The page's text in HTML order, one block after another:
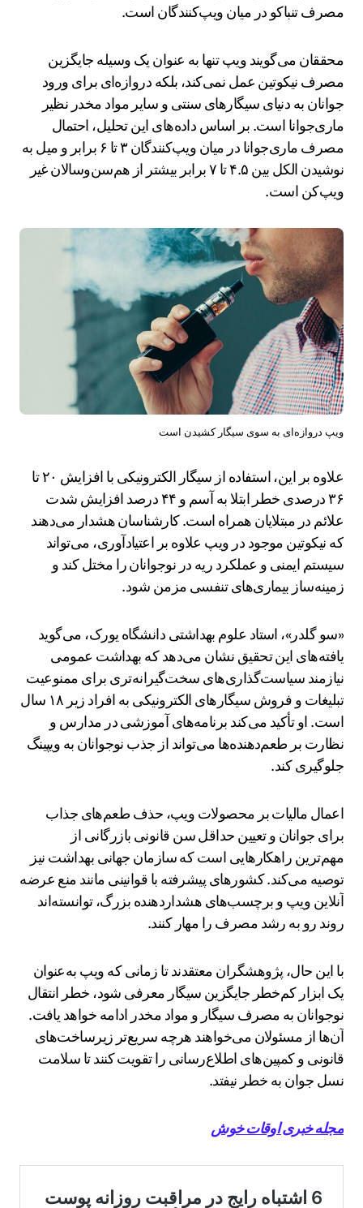
مصرف تنباکو در میان ویپ‌کنندگان است.
محققان می‌گویند ویپ تنها به عنوان یک وسیله جایگزین
مصرف نیکوتین عمل نمی‌کند، بلکه دروازه‌ای برای ورود
جوانان به دنیای سیگارهای سنتی و سایر مواد مخدر نظیر
ماری‌جوانا است. بر اساس داده‌های این تحلیل، احتمال
مصرف ماری‌جوانا در میان ویپ‌کنندگان ۳ تا ۶ برابر و میل به
نوشیدن الکل بین ۴.۵ تا ۷ برابر بیشتر از هم‌سن‌وسالان غیر
ویپ‌کن است.
ویپ دروازه‌ای به سوی سیگار کشیدن است
علاوه بر این، استفاده از سیگار الکترونیکی با افزایش ۲۰ تا
۳۶ درصدی خطر ابتلا به آسم و ۴۴ درصد افزایش شدت
علائم در مبتلایان همراه است. کارشناسان هشدار می‌دهند
که نیکوتین موجود در ویپ علاوه بر اعتیادآوری، می‌تواند
سیستم ایمنی و عملکرد ریه در نوجوانان را مختل کند و
زمینه‌ساز بیماری‌های تنفسی مزمن شود.
«سو گلدر»، استاد علوم بهداشتی دانشگاه یورک، می‌گوید
یافته‌های این تحقیق نشان می‌دهد که بهداشت عمومی
نیازمند سیاست‌گذاری‌های سخت‌گیرانه‌تری برای ممنوعیت
تبلیغات و فروش سیگارهای الکترونیکی به افراد زیر ۱۸ سال
است. او تأکید می‌کند برنامه‌های آموزشی در مدارس و
نظارت بر طعم‌دهنده‌ها می‌تواند از جذب نوجوانان به ویپینگ
جلوگیری کند.
اعمال مالیات بر محصولات ویپ، حذف طعم‌های جذاب
برای جوانان و تعیین حداقل سن قانونی بازرگانی از
مهم‌ترین راهکارهایی است که سازمان جهانی بهداشت نیز
توصیه می‌کند. کشورهای پیشرفته با قوانینی مانند منع عرضه
آنلاین ویپ و برچسب‌های هشداردهنده بزرگ، توانسته‌اند
روند رو به رشد مصرف را مهار کنند.
با این حال، پژوهشگران معتقدند تا زمانی که ویپ به‌عنوان
یک ابزار کم‌خطر جایگزین سیگار معرفی شود، خطر انتقال
نوجوانان به مصرف سیگار و مواد مخدر ادامه خواهد یافت.
آن‌ها از مسئولان می‌خواهند هرچه سریع‌تر زیرساخت‌های
قانونی و کمپین‌های اطلاع‌رسانی را تقویت کنند تا سلامت
نسل جوان به خطر نیفتد.
مجله خبری اوقات خوش